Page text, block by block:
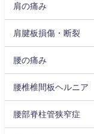
肩の痛み
肩腱板損傷・断裂
腰の痛み
腰椎椎間板ヘルニア
腰部脊柱管狭窄症